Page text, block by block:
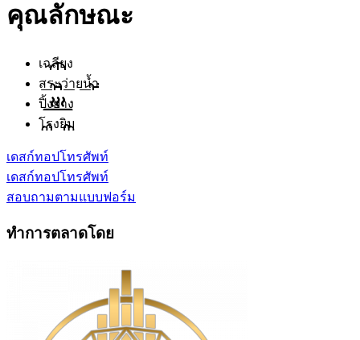
คุณลักษณะ
เฉลียง
สระว่ายน้ำ
ปิ้งย่าง
โรงยิม
เดสก์ทอปโทรศัพท์
เดสก์ทอปโทรศัพท์
สอบถามตามแบบฟอร์ม
ทำการตลาดโดย